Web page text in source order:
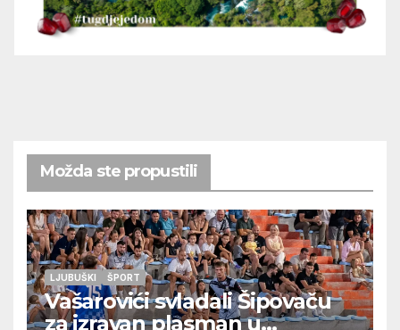
Možda ste propustili
LJUBUŠKI ŠPORT
Vašarovići svladali Šipovaču
za izravan plasman u